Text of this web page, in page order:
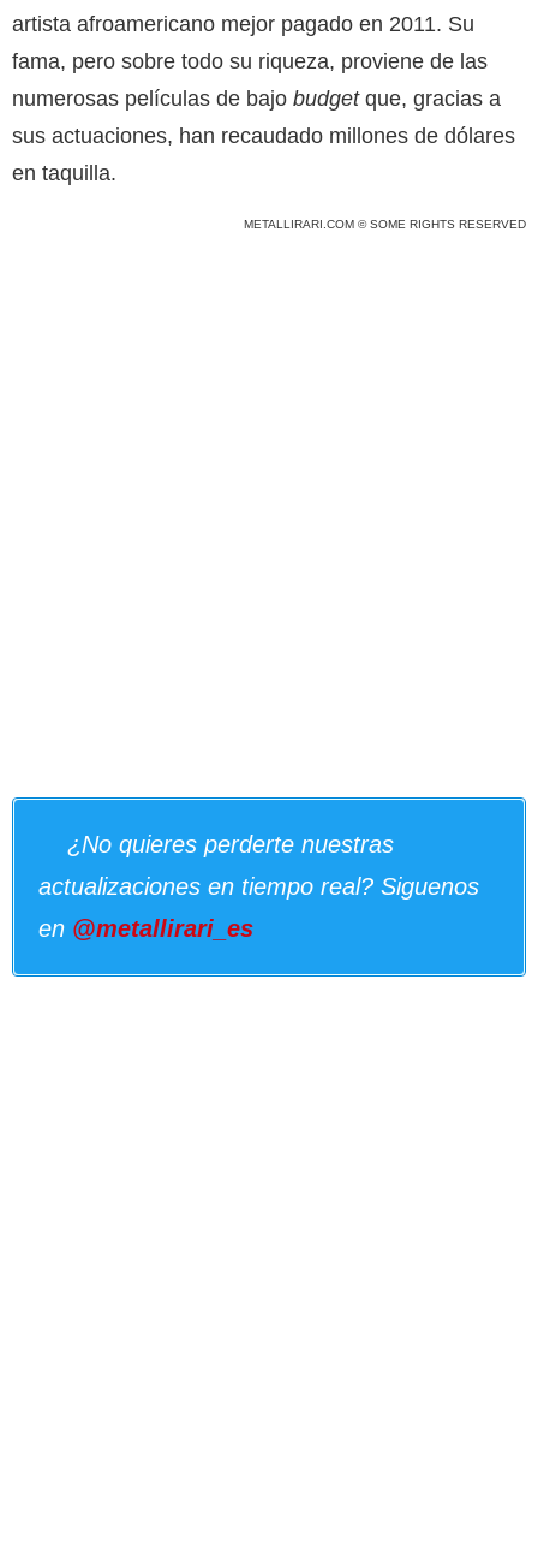
artista afroamericano mejor pagado en 2011. Su
fama, pero sobre todo su riqueza, proviene de las
numerosas películas de bajo budgetque, gracias a
sus actuaciones, han recaudado millones de dólares
en taquilla.
METALLIRARI.COM © SOME RIGHTS RESERVED
¿No quieres perderte nuestras
actualizaciones en tiempo real? Siguenos
en @metallirari_es